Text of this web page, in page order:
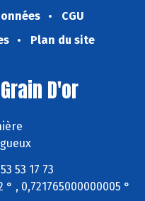
CGU
Plan du site
D'or
53 17 73
° , 0,721765000000005 °